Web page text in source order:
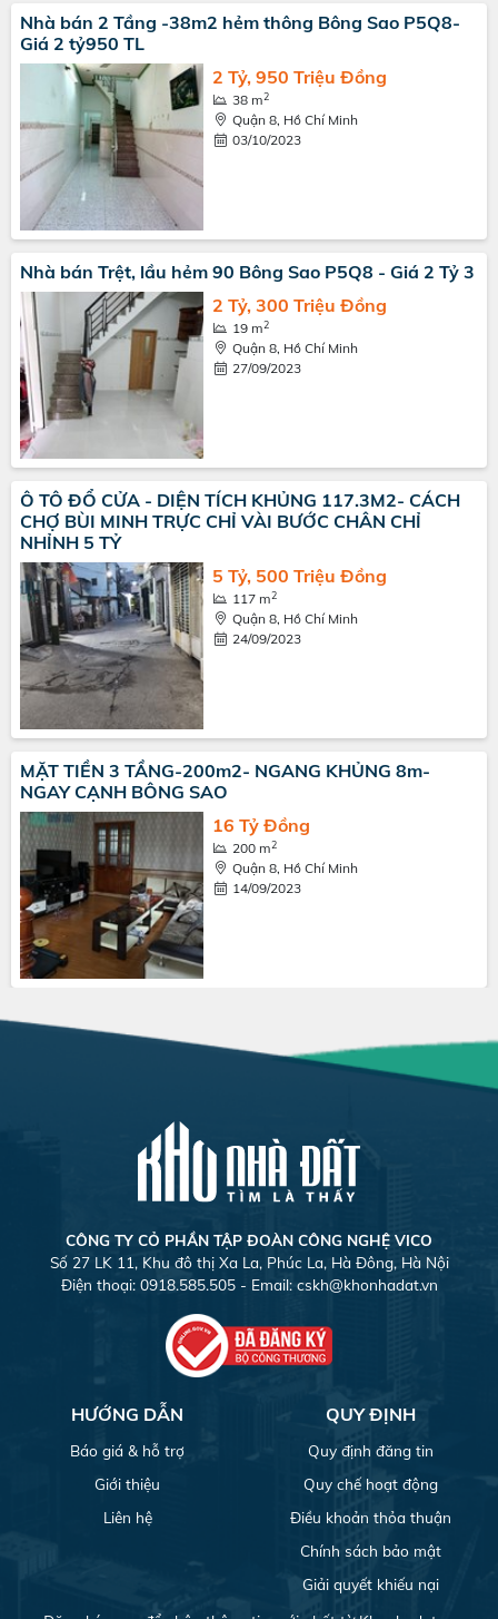
Nhà bán 2 Tầng -38m2 hẻm thông Bông Sao P5Q8-
Giá 2 tỷ950 TL
2 Tỷ, 950 Triệu Đồng
38 m2
Quận 8, Hồ Chí Minh
03/10/2023
Nhà bán Trệt, lầu hẻm 90 Bông Sao P5Q8 - Giá 2 Tỷ 3
2 Tỷ, 300 Triệu Đồng
19 m2
Quận 8, Hồ Chí Minh
27/09/2023
Ô TÔ ĐỔ CỬA - DIỆN TÍCH KHỦNG 117.3M2- CÁCH
CHỢ BÙI MINH TRỰC CHỈ VÀI BƯỚC CHÂN CHỈ
NHỈNH 5 TỶ
5 Tỷ, 500 Triệu Đồng
117 m2
Quận 8, Hồ Chí Minh
24/09/2023
MẶT TIỀN 3 TẦNG-200m2- NGANG KHỦNG 8m-
NGAY CẠNH BÔNG SAO
16 Tỷ Đồng
200 m2
Quận 8, Hồ Chí Minh
14/09/2023
CÔNG TY CỎ PHẦN TẬP ĐOÀN CÔNG NGHỆ VICO
Số 27 LK 11, Khu đô thị Xa La, Phúc La, Hà Đông, Hà Nội
Điện thoại: 0918.585.505 - Email: cskh@khonhadat.vn
HƯỚNG DẪN
Báo giá & hỗ trợ
Giới thiệu
Liên hệ
QUY ĐỊNH
Quy định đăng tin
Quy chế hoạt động
Điều khoản thỏa thuận
Chính sách bảo mật
Giải quyết khiếu nại